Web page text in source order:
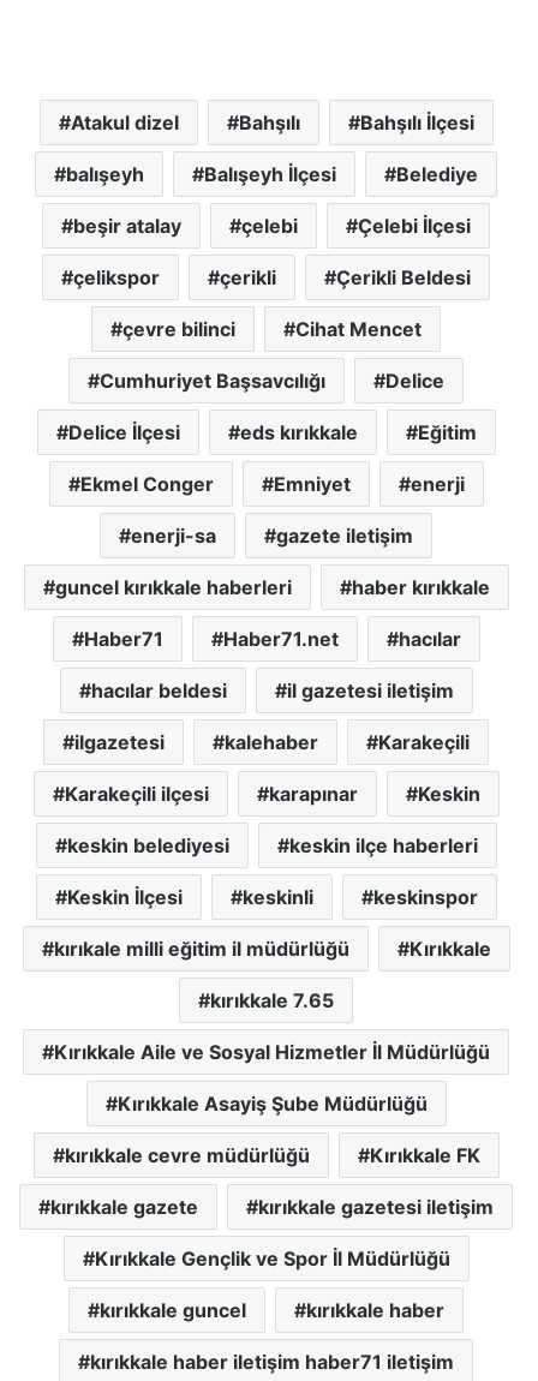
Atakul dizel Bahşılı Bahşılı İlçesi
balışeyh Balışeyh İlçesi Belediye
beşir atalay çelebi Çelebi İlçesi
çelikspor çerikli Çerikli Beldesi
çevre bilinci Cihat Mencet
Cumhuriyet Başsavcılığı Delice
Delice İlçesi eds kırıkkale Eğitim
Ekmel Conger Emniyet enerji
enerji-sa gazete iletişim
guncel kırıkkale haberleri haber kırıkkale
Haber71 Haber71.net hacılar
hacılar beldesi il gazetesi iletişim
ilgazetesi kalehaber Karakeçili
Karakeçili ilçesi karapınar Keskin
keskin belediyesi keskin ilçe haberleri
Keskin İlçesi keskinli keskinspor
kırıkale milli eğitim il müdürlüğü Kırıkkale
kırıkkale 7.65
Kırıkkale Aile ve Sosyal Hizmetler İl Müdürlüğü
Kırıkkale Asayiş Şube Müdürlüğü
kırıkkale cevre müdürlüğü Kırıkkale FK
kırıkkale gazete kırıkkale gazetesi iletişim
Kırıkkale Gençlik ve Spor İl Müdürlüğü
kırıkkale guncel kırıkkale haber
kırıkkale haber iletişim haber71 iletişim